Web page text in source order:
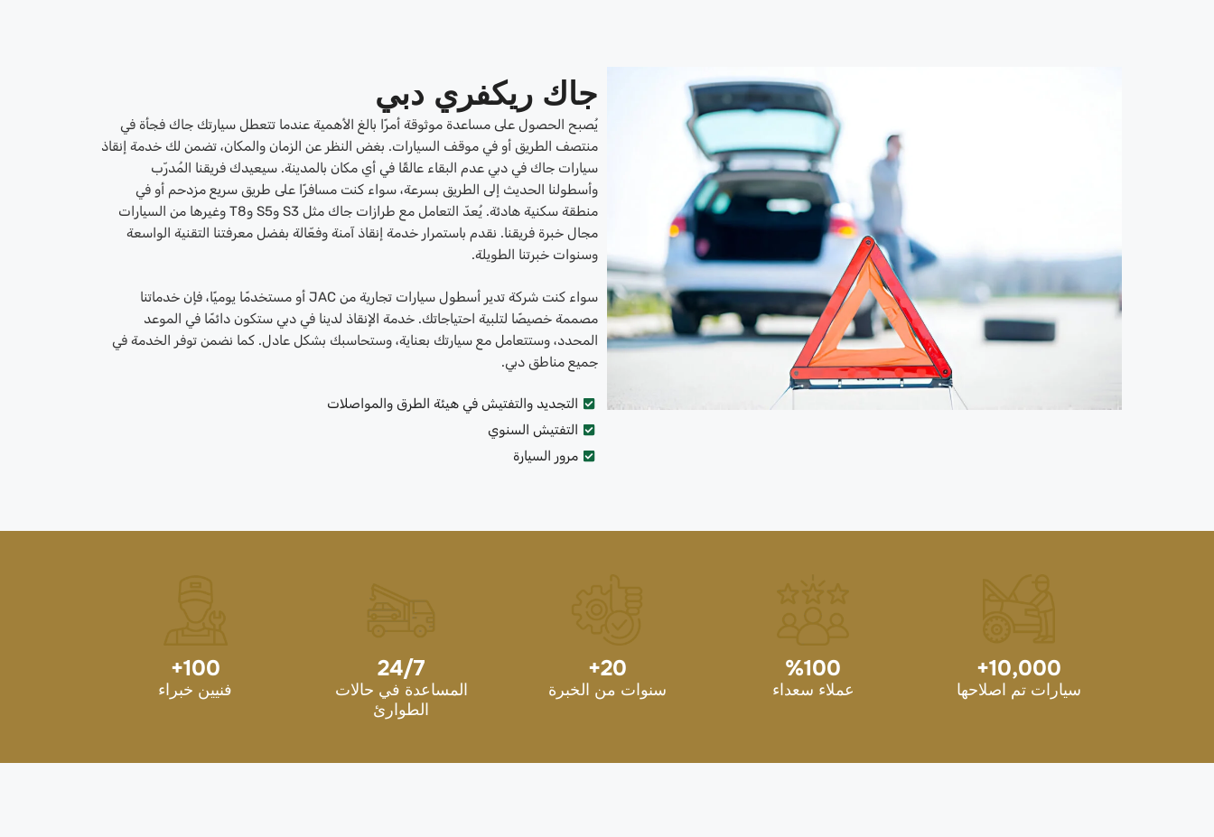
جاك ريكفري دبي
يُصبح الحصول على مساعدة موثوقة أمرًا بالغ الأهمية عندما تتعطل سيارتك جاك فجأة في
منتصف الطريق أو في موقف السيارات. بغض النظر عن الزمان والمكان، تضمن لك خدمة إنقاذ
سيارات جاك في دبي عدم البقاء عالقًا في أي مكان بالمدينة. سيعيدك فريقنا المُدرّب
وأسطولنا الحديث إلى الطريق بسرعة، سواء كنت مسافرًا على طريق سريع مزدحم أو في
منطقة سكنية هادئة. يُعدّ التعامل مع طرازات جاك مثل S3 وS5 وT8 وغيرها من السيارات
مجال خبرة فريقنا. نقدم باستمرار خدمة إنقاذ آمنة وفعّالة بفضل معرفتنا التقنية الواسعة
وسنوات خبرتنا الطويلة.
سواء كنت شركة تدير أسطول سيارات تجارية من JAC أو مستخدمًا يوميًا، فإن خدماتنا
مصممة خصيصًا لتلبية احتياجاتك. خدمة الإنقاذ لدينا في دبي ستكون دائمًا في الموعد
المحدد، وستتعامل مع سيارتك بعناية، وستحاسبك بشكل عادل. كما نضمن توفر الخدمة في
جميع مناطق دبي.
التجديد والتفتيش في هيئة الطرق والمواصلات
التفتيش السنوي
مرور السيارة
10,000
+
سيارات تم اصلاحها
100
%
عملاء سعداء
20
+
سنوات من الخبرة
24/7
المساعدة في حالات
الطوارئ
100
+
فنيين خبراء